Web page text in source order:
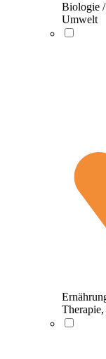
Biologie
Umwelt